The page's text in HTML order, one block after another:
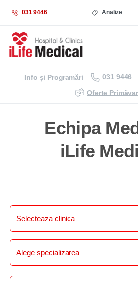
031 9446 Analize
Info și Programări 031 9446
Oferte
Echipa
iLife